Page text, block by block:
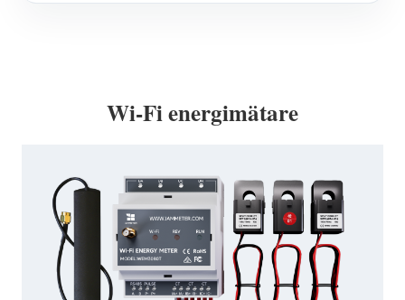
Wi-Fi energimätare